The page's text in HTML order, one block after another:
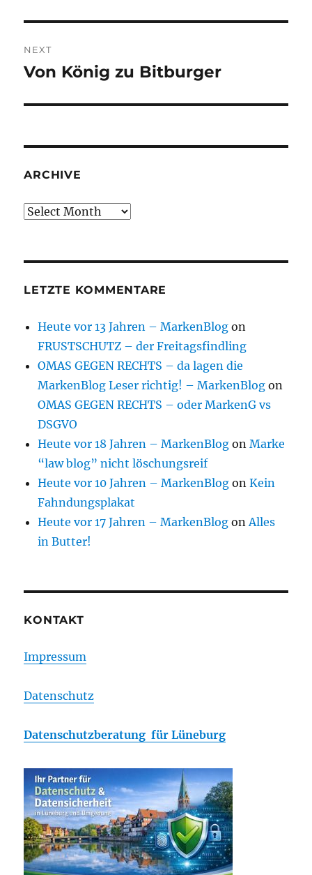
NEXT
Next
Von König zu Bitburger
ARCHIVE
Archive
LETZTE KOMMENTARE
Heute vor 13 Jahren – MarkenBlog on
FRUSTSCHUTZ – der Freitagsfindling
OMAS GEGEN RECHTS – da lagen die
MarkenBlog Leser richtig! – MarkenBlog on
OMAS GEGEN RECHTS – oder MarkenG vs
DSGVO
Heute vor 18 Jahren – MarkenBlog onMarke
“law blog” nicht löschungsreif
Heute vor 10 Jahren – MarkenBlog onKein
Fahndungsplakat
Heute vor 17 Jahren – MarkenBlog onAlles
in Butter!
KONTAKT
Impressum
Datenschutz
Datenschutzberatung für Lüneburg